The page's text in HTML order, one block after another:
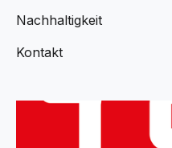
Nachhaltigkeit
Kontakt